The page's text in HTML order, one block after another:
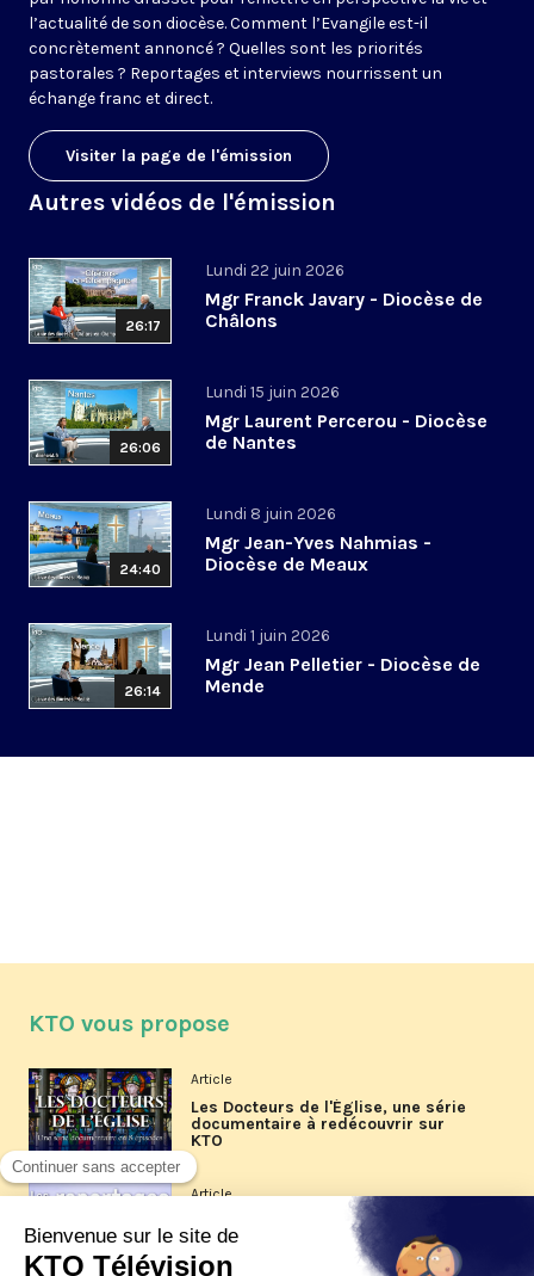
l’actualité de son diocèse. Comment l’Evangile est-il
concrètement annoncé ? Quelles sont les priorités
pastorales ? Reportages et interviews nourrissent un
échange franc et direct.
Visiter la page de l'émission
Autres vidéos de l'émission
26:17
Lundi 22 juin 2026
Mgr Franck Javary - Diocèse de
Châlons
26:06
Lundi 15 juin 2026
Mgr Laurent Percerou - Diocèse
de Nantes
24:40
Lundi 8 juin 2026
Mgr Jean-Yves Nahmias -
Diocèse de Meaux
26:14
Lundi 1 juin 2026
Mgr Jean Pelletier - Diocèse de
Mende
KTO vous propose
Article
Les Docteurs de l'Église, une série
documentaire à redécouvrir sur
KTO
Article
Les reportages d'été 2026 de KTO